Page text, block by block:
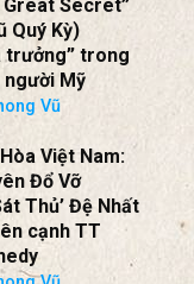
Vũ
Việt Nam:
Đổ Vỡ
Republic of
Great Secret”
Quý Kỳ)
trưởng” trong
Mỹ
Vũ